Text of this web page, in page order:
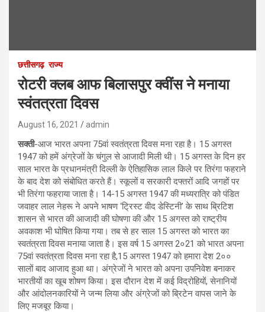
छत्तीसगढ़ राज्य
रोटरी क्लब आफ बिलासपुर क्वींस ने मनाया
स्वंतत्रता दिवस
August 16, 2021 admin
सक्ती-आज भारत अपना 75वां स्वतंत्रता दिवस मना रहा है। 15 अगस्त
1947 को हमें अंग्रेजों के चंगुल से आजादी मिली थी। 15 अगस्त के दिन हर
साल भारत के प्रधानमंत्री दिल्ली के ऐतिहासिक लाल किले पर तिरंगा फहराने
के बाद देश को संबोधित करते हैं। स्कूलों व सरकारी दफ्तरों आदि जगहों पर
भी तिरंगा फहराया जाता है। 14-15 अगस्त 1947 की मध्यरात्रि को पंडित
जवाहर लाल नेहरू ने अपने भाषण ‘ट्रिस्ट वीद डेस्टिनी’ के साथ ब्रिटिश
शासन से भारत की आजादी की घोषणा की और 15 अगस्त को राष्ट्रीय
अवकाश भी घोषित किया गया। तब से हर साल 15 अगस्त को भारत का
स्वतंत्रता दिवस मनाया जाता है। इस वर्ष 15 अगस्त 2०21 को भारत अपना
75वां स्वतंत्रता दिवस मना रहा है,15 अगस्त 1947 को हमारा देश 2००
सालों बाद आजाद हुआ था। अंग्रेजों ने भारत को अपना उपनिवेश बनाकर
भारतीयों का खूब शोषण किया। इस दौरान देश में कई विद्रोहियों, सेनानियों
और आंदोलनकारियों ने जन्म लिया और अंग्रेजों को ब्रिटेन वापस जाने के
लिए मजबूर किया।